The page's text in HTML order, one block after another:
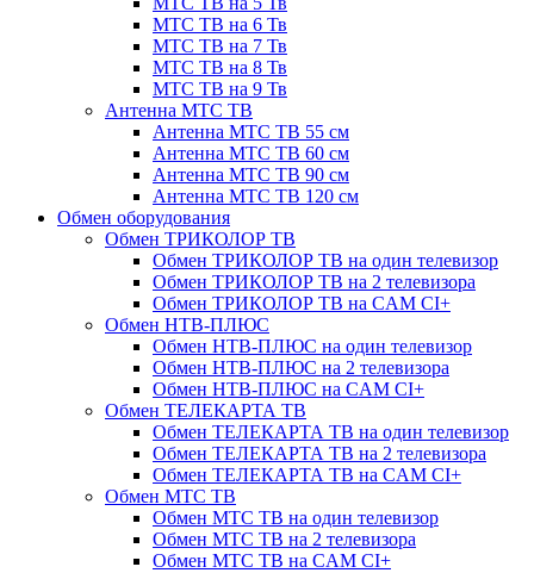
МТС ТВ на 6 Тв
МТС ТВ на 7 Тв
МТС ТВ на 8 Тв
МТС ТВ на 9 Тв
Антенна МТС ТВ
Антенна МТС ТВ 55 см
Антенна МТС ТВ 60 см
Антенна МТС ТВ 90 см
Антенна МТС ТВ 120 см
Обмен оборудования
Обмен ТРИКОЛОР ТВ
Обмен ТРИКОЛОР ТВ на один телевизор
Обмен ТРИКОЛОР ТВ на 2 телевизора
Обмен ТРИКОЛОР ТВ на CAM CI+
Обмен НТВ-ПЛЮС
Обмен НТВ-ПЛЮС на один телевизор
Обмен НТВ-ПЛЮС на 2 телевизора
Обмен НТВ-ПЛЮС на CAM CI+
Обмен ТЕЛЕКАРТА ТВ
Обмен ТЕЛЕКАРТА ТВ на один телевизор
Обмен ТЕЛЕКАРТА ТВ на 2 телевизора
Обмен ТЕЛЕКАРТА ТВ на CAM CI+
Обмен МТС ТВ
Обмен МТС ТВ на один телевизор
Обмен МТС ТВ на 2 телевизора
Обмен МТС ТВ на CAM CI+